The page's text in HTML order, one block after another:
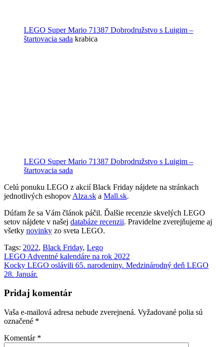
LEGO Super Mario 71387 Dobrodružstvo s Luigim –
štartovacia sada krabica
LEGO Super Mario 71387 Dobrodružstvo s Luigim –
štartovacia sada
Celú ponuku LEGO z akcií Black Friday nájdete na stránkach
jednotlivých eshopov Alza.sk a Mall.sk.
Dúfam že sa Vám článok páčil. Ďalšie recenzie skvelých LEGO
setov nájdete v našej databáze recenzii. Pravidelne zverejňujeme aj
všetky novinky zo sveta LEGO.
Tags: 2022, Black Friday, Lego
Navigácia
v
LEGO Adventné kalendáre na rok 2022
Kocky LEGO oslávili 65. narodeniny. Medzinárodný deň LEGO
28. Január.
Pridaj komentár
Vaša e-mailová adresa nebude zverejnená. Vyžadované polia sú
označené *
Komentár *